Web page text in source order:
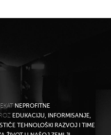
NEPROFITNE
EDUKACIJU, INFORMISANJE,
TEHNOLOŠKI RAZVOJ I TIME